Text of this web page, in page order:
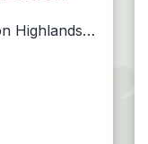
Highlands -
- Kuala